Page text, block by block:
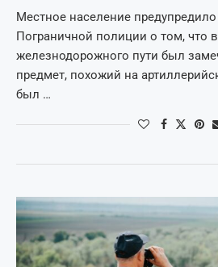
Местное население
Пограничной полиции о том, что
железнодорожного пути был
предмет, похожий на
был …